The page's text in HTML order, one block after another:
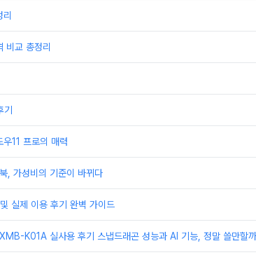
비교 총정리
11 프로의 매력
, 가성비의 기준이 바뀌다
실제 이용 후기 완벽 가이드
K01A 실사용 후기 스냅드래곤 성능과 AI 기능, 정말 쓸만할